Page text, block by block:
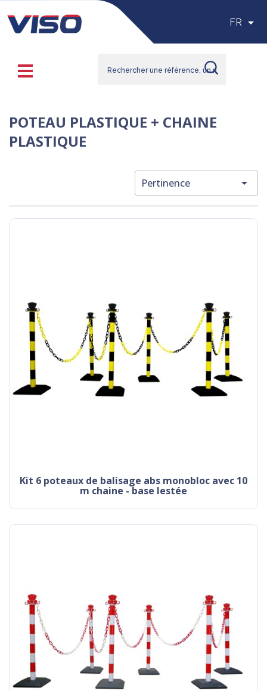
FR 
POTEAU PLASTIQUE + CHAINE
PLASTIQUE
Pertinence 
kit 6 poteaux de balisage abs monobloc avec 10
m chaine - base lestée